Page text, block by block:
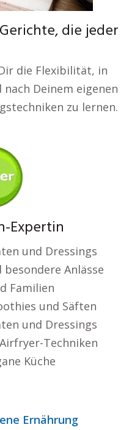
die jeder
die Flexibilität, in
nach Deinem eigenen
zu lernen.
Expertin
und Dressings
Anlässe
Familien
und Säften
und Dressings
Techniken
Küche
Ernährung